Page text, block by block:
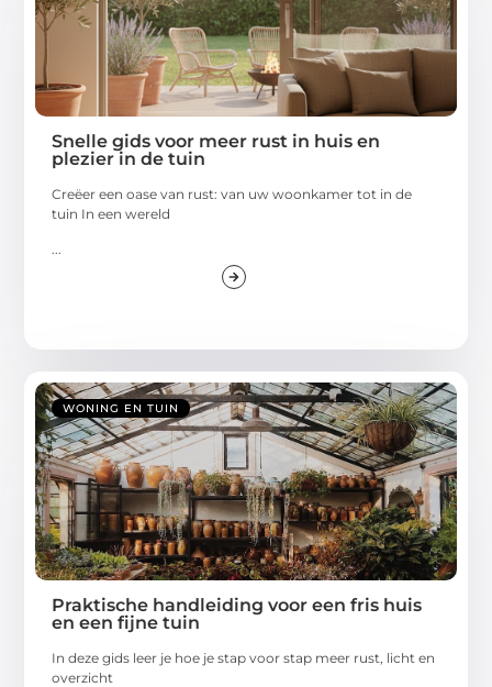
Snelle gids voor meer rust in huis en
plezier in de tuin
Creëer een oase van rust: van uw woonkamer tot in de
tuin In een wereld
...
WONING EN TUIN
Praktische handleiding voor een fris huis
en een fijne tuin
In deze gids leer je hoe je stap voor stap meer rust, licht en
overzicht